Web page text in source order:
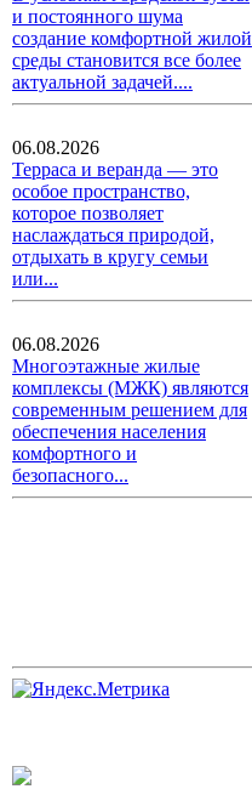
и постоянного шума
создание комфортной жилой
среды становится все более
актуальной задачей....
06.08.2026
Терраса и веранда — это
особое пространство,
которое позволяет
наслаждаться природой,
отдыхать в кругу семьи
или...
06.08.2026
Многоэтажные жилые
комплексы (МЖК) являются
современным решением для
обеспечения населения
комфортного и
безопасного...